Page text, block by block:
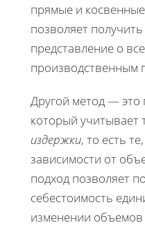
прямые и
позволяет
представление о
производственным
Другой метод — это
который учитывает
издержки, то есть
зависимости от
подход позволяет
себестоимость
изменении объемов